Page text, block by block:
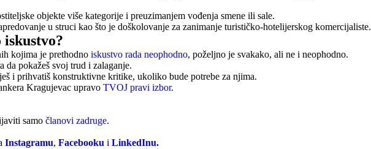
objekte više kategorije i preuzimanjem vođenja smene ili sale.
u struci kao što je doškolovanje za zanimanje turističko-hotelijerskog komercijaliste.
kojima je prethodno iskustvo rada neophodno, poželjno je svakako, ali ne i neophodno.
da pokažeš svoj trud i zalaganje.
i prihvatiš konstruktivne kritike, ukoliko bude potrebe za njima.
Kragujevac upravo TVOJ pravi izbor.
samo članovi zadruge.
Instagramu, Facebooku i LinkedInu.